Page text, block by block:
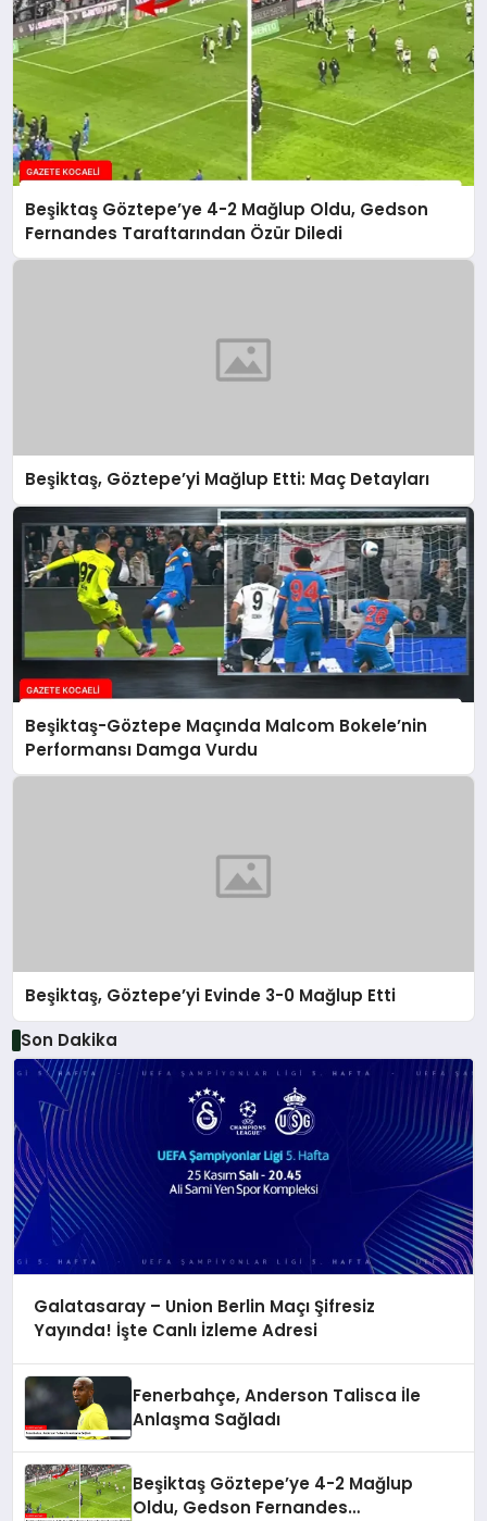
Beşiktaş Göztepe’ye 4-2 Mağlup Oldu, Gedson
Fernandes Taraftarından Özür Diledi
Beşiktaş, Göztepe’yi Mağlup Etti: Maç Detayları
Beşiktaş-Göztepe Maçında Malcom Bokele’nin
Performansı Damga Vurdu
Beşiktaş, Göztepe’yi Evinde 3-0 Mağlup Etti
Son Dakika
Galatasaray – Union Berlin Maçı Şifresiz
Yayında! İşte Canlı İzleme Adresi
Fenerbahçe, Anderson Talisca İle
Anlaşma Sağladı
Beşiktaş Göztepe’ye 4-2 Mağlup
Oldu, Gedson Fernandes